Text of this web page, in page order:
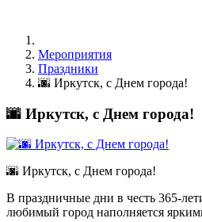
Мероприятия
Праздники
🌆 Иркутск, с Днем города!
🌆 Иркутск, с Днем города!
🌆 Иркутск, с Днем города!
В праздничные дни в честь 365-
любимый город наполняется